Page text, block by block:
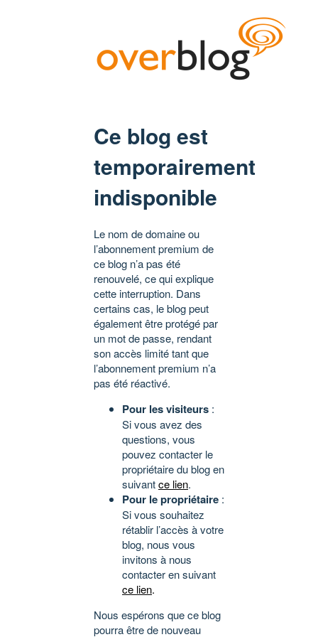
Ce blog est
temporairement
indisponible
Le nom de domaine ou
l’abonnement premium de
ce blog n’a pas été
renouvelé, ce qui explique
cette interruption. Dans
certains cas, le blog peut
également être protégé par
un mot de passe, rendant
son accès limité tant que
l’abonnement premium n’a
pas été réactivé.
Pour les visiteurs :
Si vous avez des
questions, vous
pouvez contacter le
propriétaire du blog en
suivantce lien.
Pour le propriétaire :
Si vous souhaitez
rétablir l’accès à votre
blog, nous vous
invitons à nous
contacter en suivant
ce lien.
Nous espérons que ce blog
pourra être de nouveau